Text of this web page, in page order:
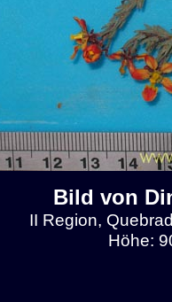
Bild von
II Region,
Höhe: